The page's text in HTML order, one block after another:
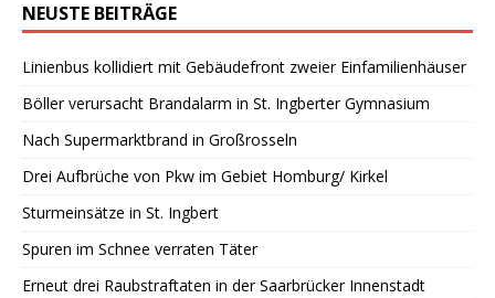
NEUSTE BEITRÄGE
Linienbus kollidiert mit Gebäudefront zweier Einfamilienhäuser
Böller verursacht Brandalarm in St. Ingberter Gymnasium
Nach Supermarktbrand in Großrosseln
Drei Aufbrüche von Pkw im Gebiet Homburg/ Kirkel
Sturmeinsätze in St. Ingbert
Spuren im Schnee verraten Täter
Erneut drei Raubstraftaten in der Saarbrücker Innenstadt